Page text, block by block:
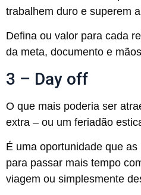
trabalhem duro e superem
Defina ou valor para cada
da meta, documento e
3 – Day off
O que mais poderia ser
extra – ou um feriadão
É uma oportunidade que
para passar mais tempo
viagem ou simplesmente